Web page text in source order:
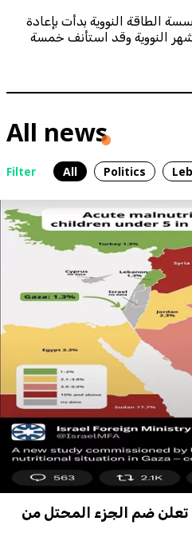
الطاقة النووية بدأت بإعادة
النووية وقد استأنف خمسة
All news
Filter All Politics
تعلن ضم الجزء المحتل من